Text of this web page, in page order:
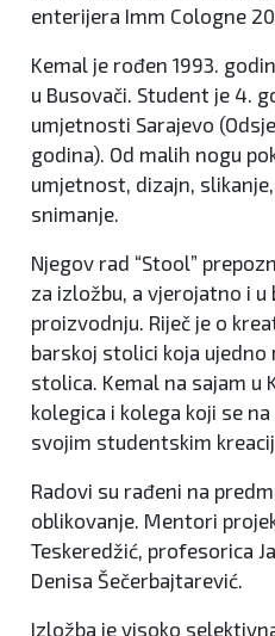
enterijera Imm Cologne
Kemal je rođen 1993.
u Busovači. Student je 4.
umjetnosti Sarajevo
godina). Od malih nogu
umjetnost, dizajn,
snimanje.
Njegov rad “Stool”
za izložbu, a vjerojatno i u
proizvodnju. Riječ je o
barskoj stolici koja
stolica. Kemal na sajam u
kolegica i kolega koji se
svojim studentskim
Radovi su rađeni na
oblikovanje. Mentori
Teskeredžić, profesorica
Denisa Šečerbajtarević.
Izložba je visoko